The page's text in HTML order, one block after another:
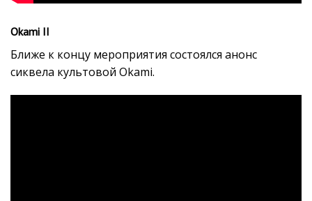
Okami II
Ближе к концу мероприятия состоялся анонс
сиквела культовой Okami.